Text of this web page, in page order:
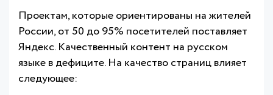
Проектам, которые ориентированы на жителей
России, от 50 до 95% посетителей поставляет
Яндекс. Качественный контент на русском
языке в дефиците. На качество страниц влияет
следующее: